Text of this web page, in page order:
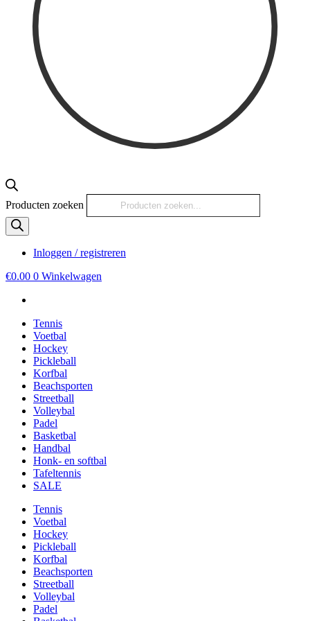
Producten zoeken
Inloggen / registreren
€0.00 0 Winkelwagen
Tennis
Voetbal
Hockey
Pickleball
Korfbal
Beachsporten
Streetball
Volleybal
Padel
Basketbal
Handbal
Honk- en softbal
Tafeltennis
SALE
Tennis
Voetbal
Hockey
Pickleball
Korfbal
Beachsporten
Streetball
Volleybal
Padel